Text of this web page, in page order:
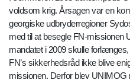
voldsom krig. Årsagen var en
georgiske udbryderregioner
med til at besegle FN-
mandatet i 2009 skulle
FN’s sikkerhedsråd ikke blive
missionen. Derfor blev UNIMOG